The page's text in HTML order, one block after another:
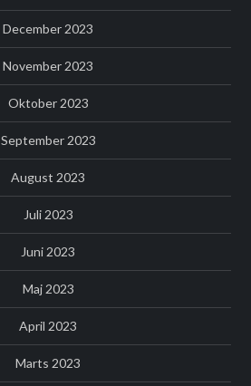
December 2023
November 2023
Oktober 2023
September 2023
August 2023
Juli 2023
Juni 2023
Maj 2023
April 2023
Marts 2023